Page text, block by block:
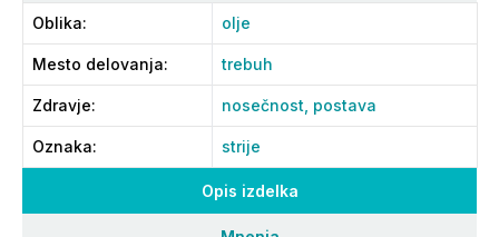
Opis izdelka
Oblika: olje
Mesto delovanja: trebuh
Zdravje: nosečnost, postava
Oznaka: strije